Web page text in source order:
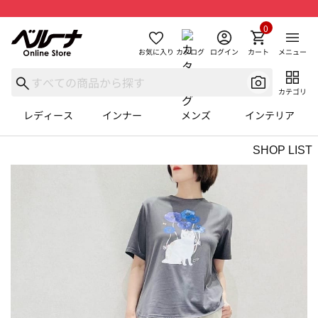
お気に入り カタログ ログイン カート
0
メニュー
カテゴリ
レディース インナー メンズ インテリア
SHOP LIST